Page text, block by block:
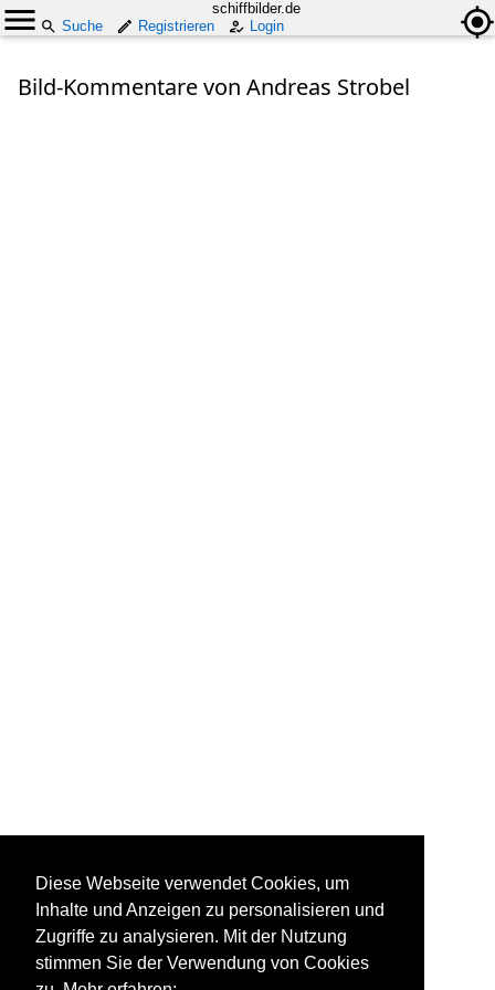
schiffbilder.de
Suche
Registrieren Login
Bild-Kommentare von Andreas Strobel
Diese Webseite verwendet Cookies, um
Inhalte und Anzeigen zu personalisieren und
Zugriffe zu analysieren. Mit der Nutzung
stimmen Sie der Verwendung von Cookies